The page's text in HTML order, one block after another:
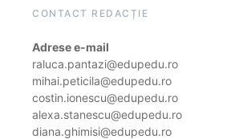
CONTACT REDACȚIE
Adrese e-mail
raluca.pantazi@edupedu.ro
mihai.peticila@edupedu.ro
costin.ionescu@edupedu.ro
alexa.stanescu@edupedu.ro
diana.ghimisi@edupedu.ro